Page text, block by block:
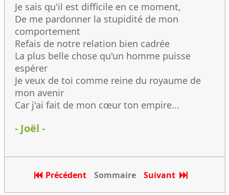
Je sais qu'il est difficile en ce moment,
De me pardonner la stupidité de mon
comportement
Refais de notre relation bien cadrée
La plus belle chose qu'un homme puisse
espérer
Je veux de toi comme reine du royaume de
mon avenir
Car j'ai fait de mon cœur ton empire...
- Joël -
Précédent Sommaire Suivant